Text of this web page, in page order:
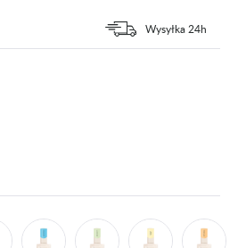
Wysyłka 24h